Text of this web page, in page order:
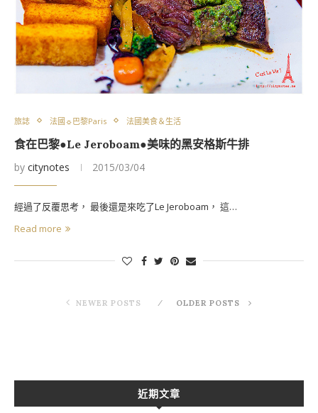
旅誌 法國☼巴黎Paris 法國美食＆生活
食在巴黎●Le Jeroboam●美味的黑安格斯牛排
by citynotes 2015/03/04
經過了反覆思考， 最後還是來吃了Le Jeroboam， 這…
Read more
NEWER POSTS OLDER POSTS
近期文章